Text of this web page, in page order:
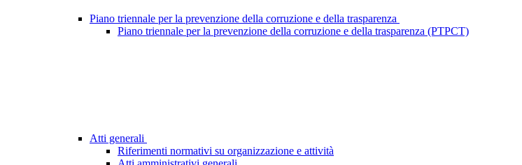
Piano triennale per la prevenzione della corruzione e della trasparenza
Piano triennale per la prevenzione della corruzione e della trasparenza (PTPCT)
Atti generali
Riferimenti normativi su organizzazione e attività